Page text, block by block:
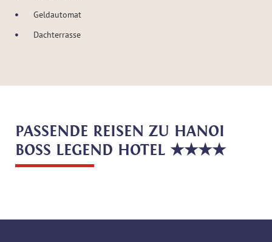
Geldautomat
Dachterrasse
PASSENDE REISEN ZU HANOI
BOSS LEGEND HOTEL ★★★★